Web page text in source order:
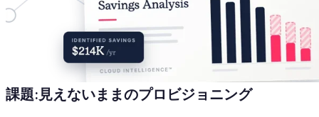
課題:見えないままのプロビジョニング